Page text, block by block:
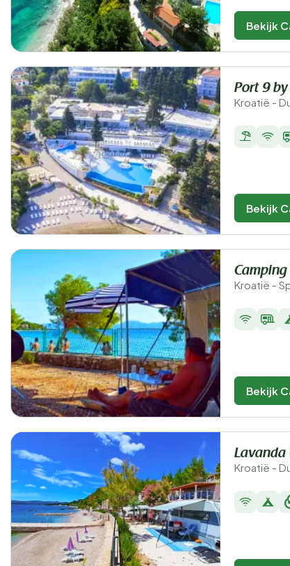
Bekijk
Port 9 by
Kroatië -
Bekijk
Kroatië -
Bekijk
Lavanda
Kroatië -